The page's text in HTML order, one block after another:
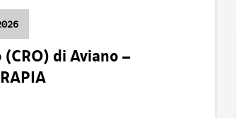
di Aviano –